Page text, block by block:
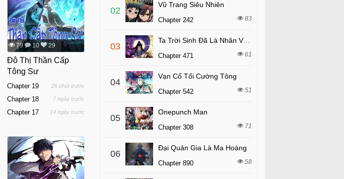
79 10 29
Đô Thị Thần Cấp
Tông Sư
Chapter 19 26 phút trước
Chapter 18 7 ngày trước
Chapter 17 14 ngày trước
02
Vũ Trang Siêu Nhiên
Chapter 242 83
03
Ta Trời Sinh Đã Là Nhân Vật Phản Diện
Chapter 471 61
04
Vạn Cổ Tối Cường Tông
Chapter 542 51
05
Onepunch Man
Chapter 308 71
06
Đại Quản Gia Là Ma Hoàng
Chapter 890 58